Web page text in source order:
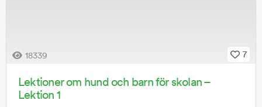
18339 7
Lektioner om hund och barn för skolan –
Lektion 1